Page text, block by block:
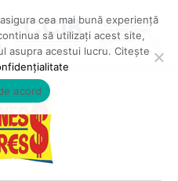
cea mai bună experiență
să utilizați acest site,
asupra acestui lucru. Citește
acord